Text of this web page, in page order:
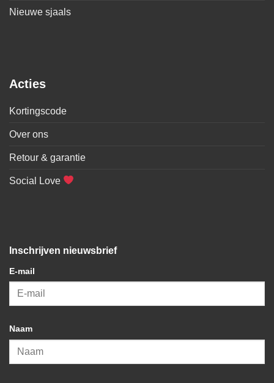
Nieuwe sjaals
Acties
Kortingscode
Over ons
Retour & garantie
Social Love
Inschrijven nieuwsbrief
E-mail
Naam